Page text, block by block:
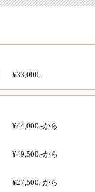
¥33,000.-
¥44,000.-から
¥49,500.-から
¥27,500.-から